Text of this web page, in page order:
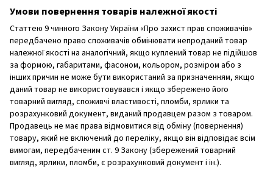
Умови повернення товарів належної якості
Статтею 9 чинного Закону України «Про захист прав споживачів»
передбачено право споживачів обмінювати непроданий товар
належної якості на аналогічний, якщо куплений товар не підійшов
за формою, габаритами, фасоном, кольором, розміром або з
інших причин не може бути використаний за призначенням, якщо
даний товар не використовувався і якщо збережено його
товарний вигляд, споживчі властивості, пломби, ярлики та
розрахунковий документ, виданий продавцем разом з товаром.
Продавець не має права відмовитися від обміну (повернення)
товару, який не включений до переліку, якщо він відповідає всім
вимогам, передбаченим ст. 9 Закону (збережений товарний
вигляд, ярлики, пломби, є розрахунковий документ і ін.).